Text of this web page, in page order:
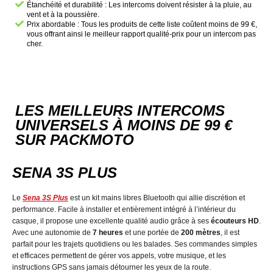
Étanchéité et durabilité : Les intercoms doivent résister à la pluie, au
vent et à la poussière.
Prix abordable : Tous les produits de cette liste coûtent moins de 99 €,
vous offrant ainsi le meilleur rapport qualité-prix pour un intercom pas
cher.
LES MEILLEURS INTERCOMS
UNIVERSELS À MOINS DE 99 €
SUR PACKMOTO
SENA 3S PLUS
Le Sena 3S Plus est un kit mains libres Bluetooth qui allie discrétion et
performance. Facile à installer et entièrement intégré à l’intérieur du
casque, il propose une excellente qualité audio grâce à ses écouteurs HD.
Avec une autonomie de 7 heures et une portée de 200 mètres, il est
parfait pour les trajets quotidiens ou les balades. Ses commandes simples
et efficaces permettent de gérer vos appels, votre musique, et les
instructions GPS sans jamais détourner les yeux de la route.